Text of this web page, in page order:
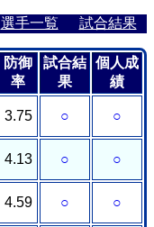
選手一覧 試合結果
防御
率
試合結
果
個人成
績
3.75 ○ ○
4.13 ○ ○
4.59 ○ ○